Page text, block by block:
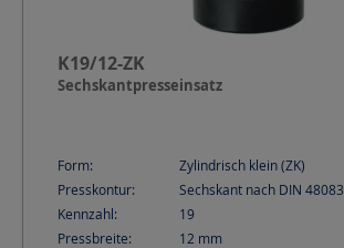
K19/12-ZK
Sechskantpresseinsatz
Form:
Zylindrisch klein (ZK)
Presskontur:
Sechskant nach DIN 48083
Kennzahl:
19
Pressbreite:
12 mm